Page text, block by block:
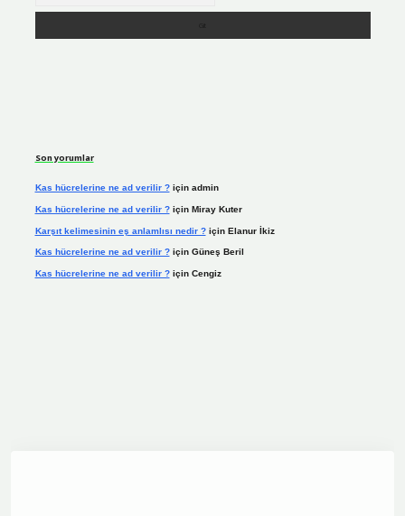
Son yorumlar
Kas hücrelerine ne ad verilir ?için admin
Kas hücrelerine ne ad verilir ?için Miray Kuter
Karşıt kelimesinin eş anlamlısı nedir ?için Elanur İkiz
Kas hücrelerine ne ad verilir ?için Güneş Beril
Kas hücrelerine ne ad verilir ?için Cengiz